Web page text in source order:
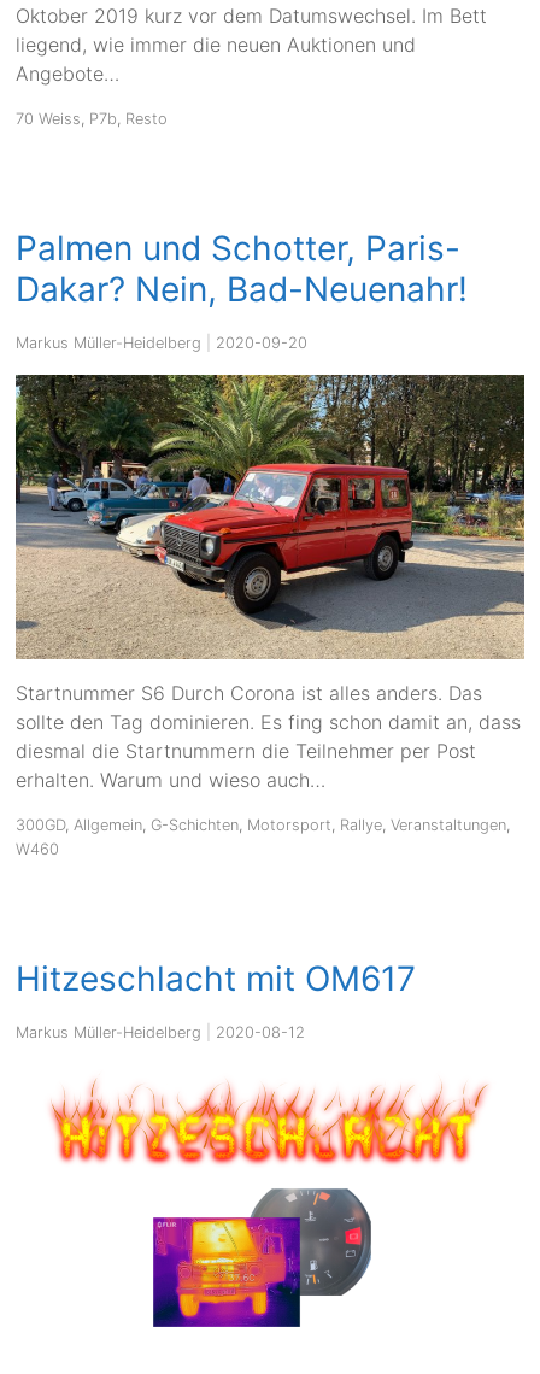
Oktober 2019 kurz vor dem Datumswechsel. Im Bett
liegend, wie immer die neuen Auktionen und
Angebote…
70 Weiss P7b Resto
Palmen und Schotter, Paris-
Dakar? Nein, Bad-Neuenahr!
Markus Müller-Heidelberg 2020-09-20
Startnummer S6 Durch Corona ist alles anders. Das
sollte den Tag dominieren. Es fing schon damit an, dass
diesmal die Startnummern die Teilnehmer per Post
erhalten. Warum und wieso auch…
300GD,Allgemein, G-Schichten, Motorsport, Rallye,Veranstaltungen,
W460
Hitzeschlacht mit OM617
Markus Müller-Heidelberg 2020-08-12